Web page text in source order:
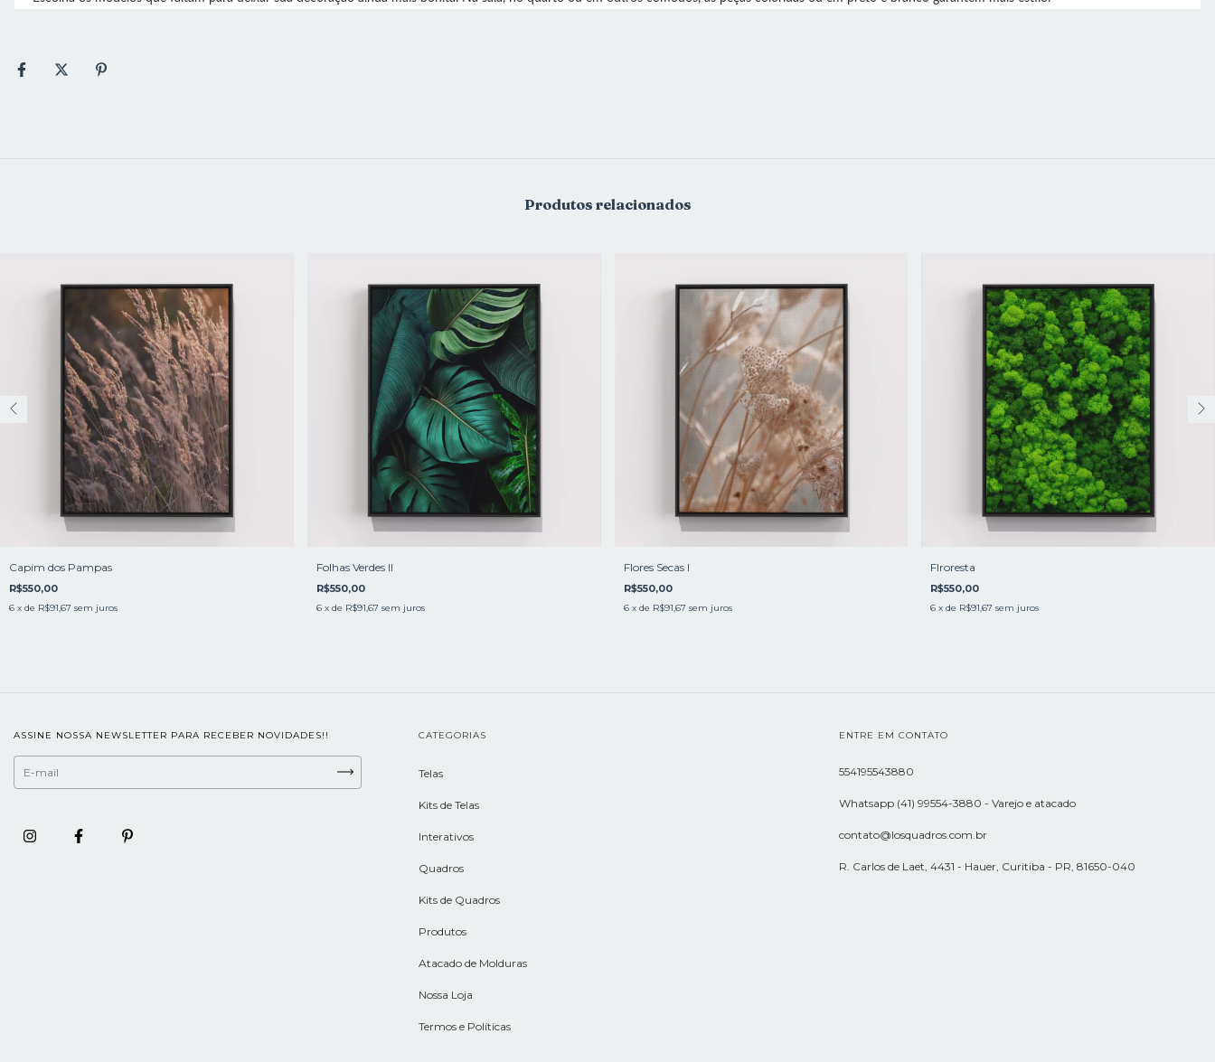
Produtos relacionados
Capim dos Pampas
R$550,00
6 x de R$91,67 sem juros
Folhas Verdes II
R$550,00
6 x de R$91,67 sem juros
Flores Secas l
R$550,00
6 x de R$91,67 sem juros
Flroresta
R$550,00
6 x de R$91,67 sem juros
ASSINE NOSSA NEWSLETTER PARA RECEBER NOVIDADES!! CATEGORIAS
Telas
Kits de Telas
Interativos
Quadros
Kits de Quadros
Produtos
Atacado de Molduras
Nossa Loja
Termos e Políticas
ENTRE EM CONTATO
554195543880
Whatsapp (41) 99554-3880 - Varejo e atacado
contato@losquadros.com.br
R. Carlos de Laet, 4431 - Hauer, Curitiba - PR, 81650-040